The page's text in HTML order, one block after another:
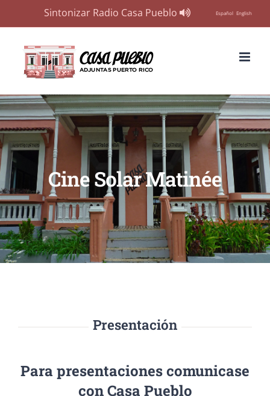
Sintonizar Radio Casa Pueblo Español English
content
Cine Solar Matinée
Presentación
Para presentaciones comunicase
con Casa Pueblo